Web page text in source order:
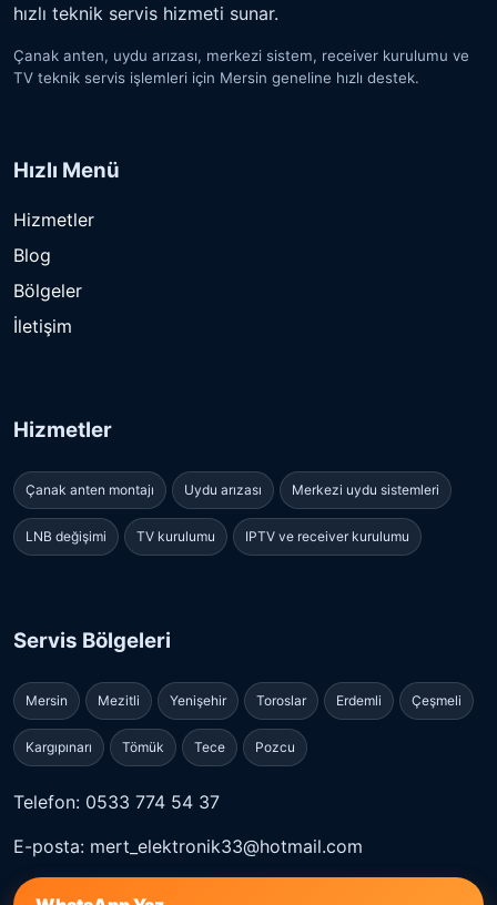
hızlı teknik servis hizmeti sunar.
Çanak anten, uydu arızası, merkezi sistem, receiver kurulumu ve
TV teknik servis işlemleri için Mersin geneline hızlı destek.
Hızlı Menü
Hizmetler
Blog
Bölgeler
İletişim
Hizmetler
Çanak anten montajı Uydu arızası Merkezi uydu sistemleri
LNB değişimi TV kurulumu IPTV ve receiver kurulumu
Servis Bölgeleri
Mersin Mezitli Yenişehir Toroslar Erdemli Çeşmeli
Kargıpınarı Tömük Tece Pozcu
Telefon: 0533 774 54 37
E-posta: mert_elektronik33@hotmail.com